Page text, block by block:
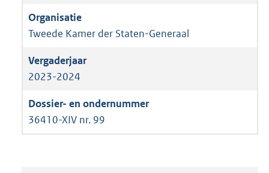
Tweede Kamer der Staten-Generaal
2023-2024
36410-XIV nr. 99